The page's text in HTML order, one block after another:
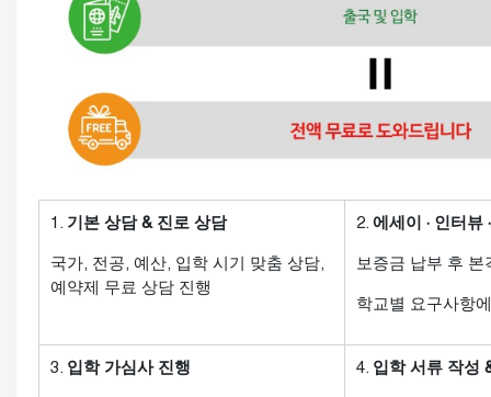
1. 기본 상담 & 진로 상담
국가, 전공, 예산, 입학 시기 맞춤 상담,
예약제 무료 상담 진행
2. 에세이 · 인터뷰
보증금 납부 후 본
학교별 요구사항
3. 입학 가심사 진행 4. 입학 서류 작성